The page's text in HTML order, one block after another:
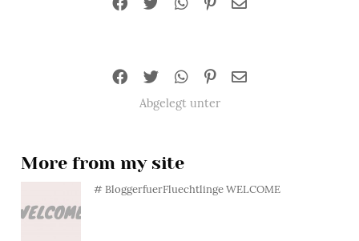
Abgelegt unter
More from my site
# BloggerfuerFluechtlinge WELCOME